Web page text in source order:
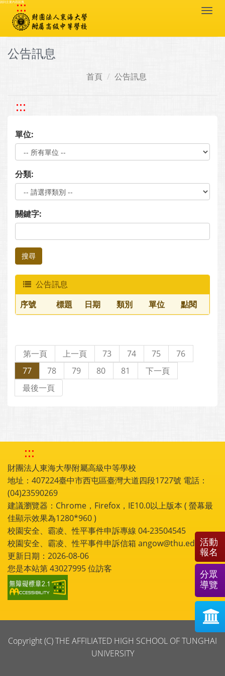
跳到主要內容區塊
:::
公告訊息
首頁 公告訊息
:::
單位:
分類:
關鍵字:
搜尋
公告訊息
序號
標題 日期 類別 單位 點閱
第一頁 上一頁 73 74 75
76
77
78 79 80 81
下一頁
最後一頁
:::
財團法人東海大學附屬高級中等學校
地址：407224臺中市西屯區臺灣大道四段1727號 電話：
(04)23590269
建議瀏覽器：Chrome，Firefox，IE10.0以上版本 ( 螢幕最
佳顯示效果為1280*960 )
校園安全、霸凌、性平事件申訴專線 04-23504545
校園安全、霸凌、性平事件申訴信箱 angow@thu.edu.tw
更新日期：2026-08-06
您是本站第43027995位訪客
Copyright (C) THE AFFILIATED HIGH SCHOOL OF TUNGHAI
UNIVERSITY
活動
報名
分眾
導覽